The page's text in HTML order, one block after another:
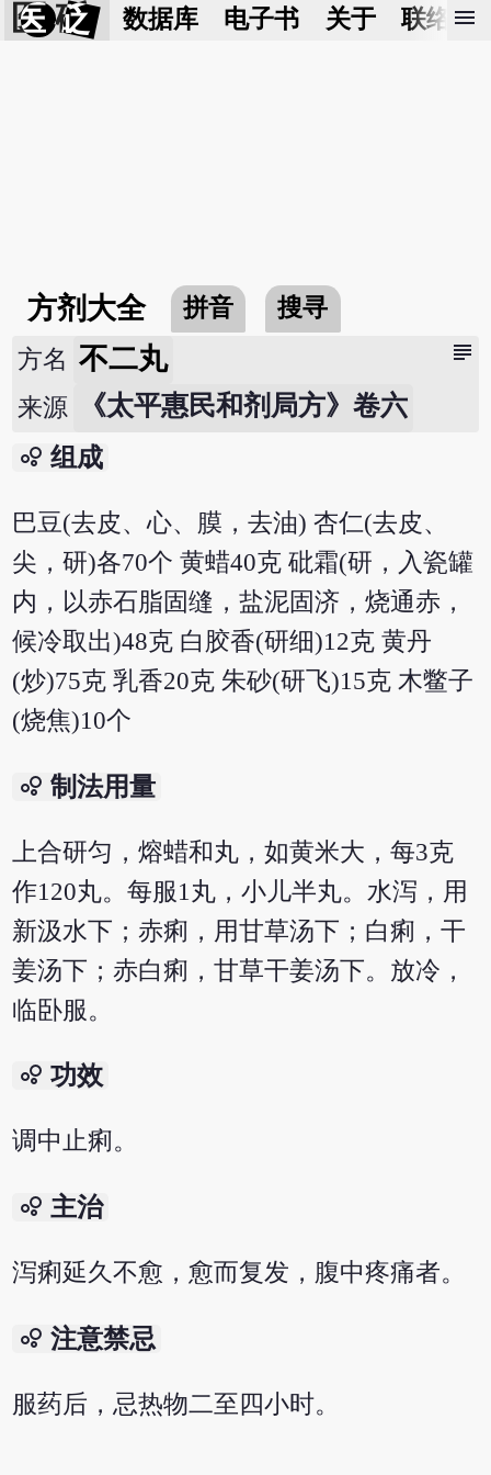
医 砭 数据库 电子书 关于 联络我
menu
方剂大全 拼音 搜寻
subject
方名 不二丸
来源 《太平惠民和剂局方》卷六
bubble_chart 组成
巴豆(去皮、心、膜，去油) 杏仁(去皮、
尖，研)各70个 黄蜡40克 砒霜(研，入瓷罐
内，以赤石脂固缝，盐泥固济，烧通赤，
候冷取出)48克 白胶香(研细)12克 黄丹
(炒)75克 乳香20克 朱砂(研飞)15克 木鳖子
(烧焦)10个
bubble_chart 制法用量
上合研匀，熔蜡和丸，如黄米大，每3克
作120丸。每服1丸，小儿半丸。水泻，用
新汲水下；赤痢，用甘草汤下；白痢，干
姜汤下；赤白痢，甘草干姜汤下。放冷，
临卧服。
bubble_chart 功效
调中止痢。
bubble_chart 主治
泻痢延久不愈，愈而复发，腹中疼痛者。
bubble_chart 注意禁忌
服药后，忌热物二至四小时。